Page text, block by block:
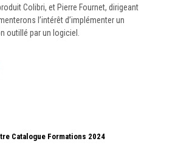
Colibri, et Pierre Fournet, dirigeant
l’intérêt d’implémenter un
outillé par un logiciel.
Catalogue Formations 2024